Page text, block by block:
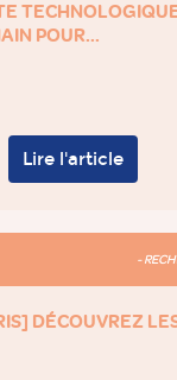
POUR...
Lire l'article
-
DÉCOUVREZ